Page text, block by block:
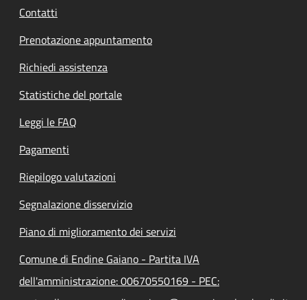
Contatti
Prenotazione appuntamento
Richiedi assistenza
Statistiche del portale
Leggi le FAQ
Pagamenti
Riepilogo valutazioni
Segnalazione disservizio
Piano di miglioramento dei servizi
Comune di Endine Gaiano - Partita IVA
dell'amministrazione: 00670550169 - PEC: